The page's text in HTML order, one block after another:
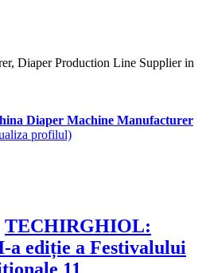
Diaper Production Line Supplier in
Diaper Machine Manufacturer
profilul)
TECHIRGHIOL:
a ediție a Festivalului
11